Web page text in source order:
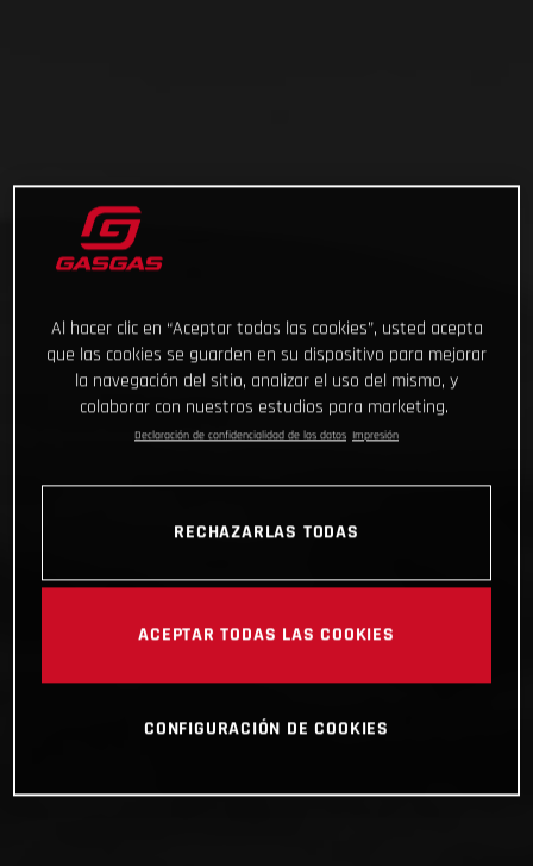
Al hacer clic en “Aceptar todas las cookies”, usted acepta
que las cookies se guarden en su dispositivo para mejorar
la navegación del sitio, analizar el uso del mismo, y
colaborar con nuestros estudios para marketing.
Declaración de confidencialidad de los datos Impresión
RECHAZARLAS TODAS
ACEPTAR TODAS LAS COOKIES
CONFIGURACIÓN DE COOKIES